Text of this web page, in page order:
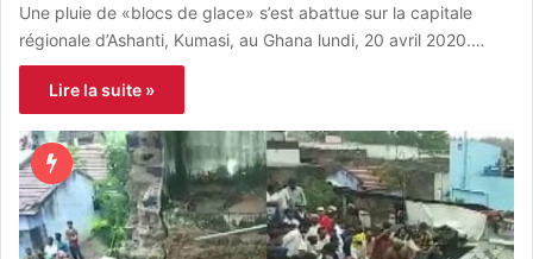
Une pluie de «blocs de glace» s’est abattue sur la capitale
régionale d’Ashanti, Kumasi, au Ghana lundi, 20 avril 2020.…
Lire la suite »